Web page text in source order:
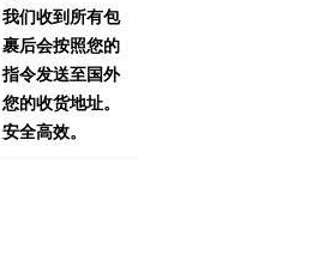
我们收到所有包
裹后会按照您的
指令发送至国外
您的收货地址。
安全高效。